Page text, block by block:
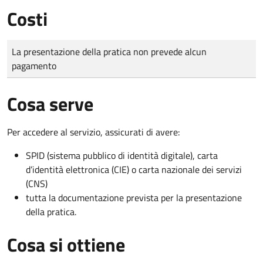
Costi
Tipo di pagamento
Importo
La presentazione della pratica non prevede alcun
pagamento
Cosa serve
Per accedere al servizio, assicurati di avere:
SPID (sistema pubblico di identità digitale), carta
d’identità elettronica (CIE) o carta nazionale dei servizi
(CNS)
tutta la documentazione prevista per la presentazione
della pratica.
Cosa si ottiene